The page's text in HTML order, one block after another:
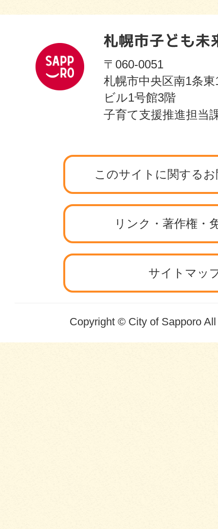
〒060-0051
札幌市中央区南1条
ビル1号館3階
子育て支援推進担当
このサイトに関する
リンク・著作権・
サイトマッ
Copyright © City of Sapporo